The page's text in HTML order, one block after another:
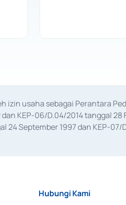
izin usaha sebagai Perantara
dan KEP-06/D.04/2014 tanggal
24 September 1997 dan KEP-
Hubungi Kami